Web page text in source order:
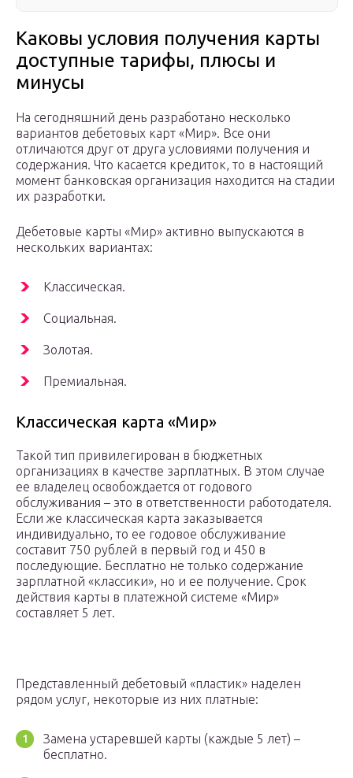
Каковы условия получения карты
доступные тарифы, плюсы и
минусы
На сегодняшний день разработано несколько
вариантов дебетовых карт «Мир». Все они
отличаются друг от друга условиями получения и
содержания. Что касается кредиток, то в настоящий
момент банковская организация находится на стадии
их разработки.
Дебетовые карты «Мир» активно выпускаются в
нескольких вариантах:
Классическая.
Социальная.
Золотая.
Премиальная.
Классическая карта «Мир»
Такой тип привилегирован в бюджетных
организациях в качестве зарплатных. В этом случае
ее владелец освобождается от годового
обслуживания – это в ответственности работодателя.
Если же классическая карта заказывается
индивидуально, то ее годовое обслуживание
составит 750 рублей в первый год и 450 в
последующие. Бесплатно не только содержание
зарплатной «классики», но и ее получение. Срок
действия карты в платежной системе «Мир»
составляет 5 лет.
Представленный дебетовый «пластик» наделен
рядом услуг, некоторые из них платные:
Замена устаревшей карты (каждые 5 лет) –
бесплатно.